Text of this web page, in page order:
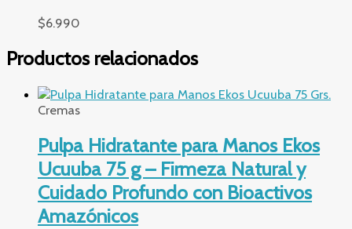
$6.990
Productos relacionados
Cremas
Pulpa Hidratante para Manos Ekos
Ucuuba 75 g – Firmeza Natural y
Cuidado Profundo con Bioactivos
Amazónicos